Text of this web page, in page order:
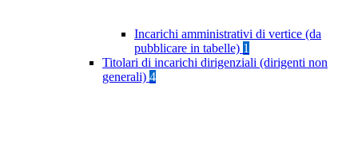
Incarichi amministrativi di vertice (da
pubblicare in tabelle) 1
Titolari di incarichi dirigenziali (dirigenti non
generali) 4